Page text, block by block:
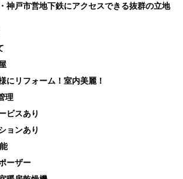
神戸市営地下鉄にアクセスできる抜群の立地
にリフォーム！室内美麗！
理
ビスあり
ョンあり
ーザー